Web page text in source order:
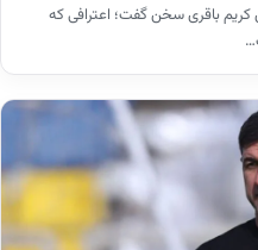
باقری سخن گفت؛ اعترافی که